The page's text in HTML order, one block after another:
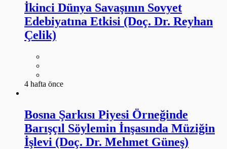
İkinci Dünya Savaşının Sovyet
Edebiyatına Etkisi (Doç. Dr. Reyhan
Çelik)
4 hafta önce
Bosna Şarkısı Piyesi Örneğinde
Barışçıl Söylemin İnşasında Müziğin
İşlevi (Doç. Dr. Mehmet Güneş)